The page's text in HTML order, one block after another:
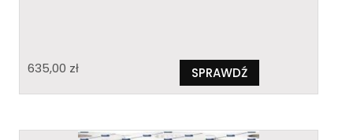
635,00 zł SPRAWDŹ